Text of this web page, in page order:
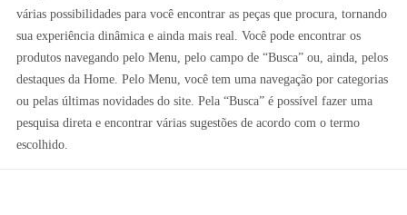
várias possibilidades para você encontrar as peças que procura, tornando
sua experiência dinâmica e ainda mais real. Você pode encontrar os
produtos navegando pelo Menu, pelo campo de “Busca” ou, ainda, pelos
destaques da Home. Pelo Menu, você tem uma navegação por categorias
ou pelas últimas novidades do site. Pela “Busca” é possível fazer uma
pesquisa direta e encontrar várias sugestões de acordo com o termo
escolhido.